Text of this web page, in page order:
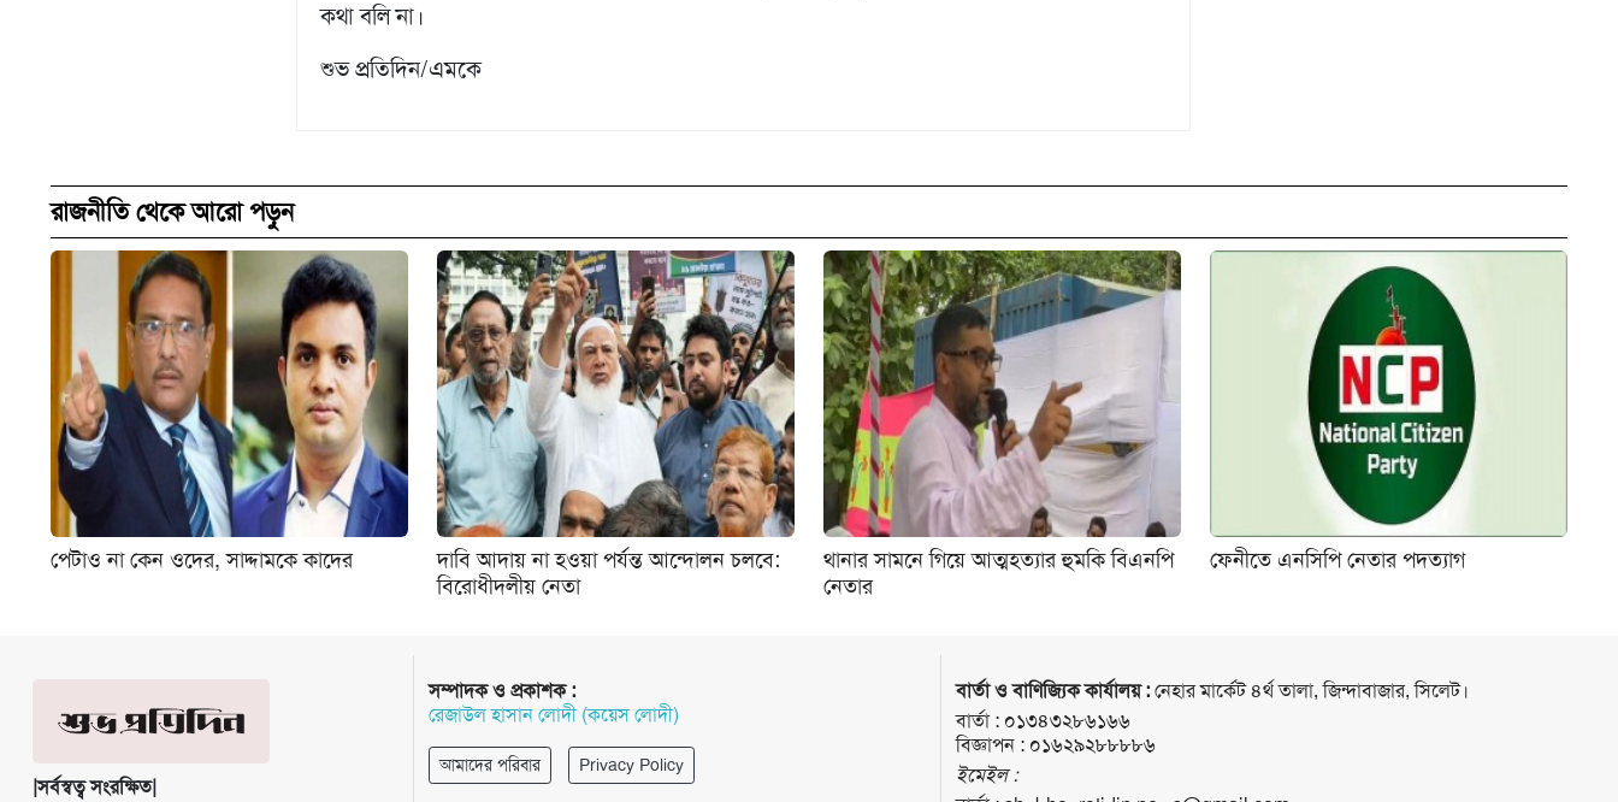
কথা বলি না।
শুভ প্রতিদিন/এমকে
রাজনীতি থেকে আরো পড়ুন
পেটাও না কেন ওদের, সাদ্দামকে কাদের
দাবি আদায় না হওয়া পর্যন্ত আন্দোলন চলবে:
বিরোধীদলীয় নেতা
থানার সামনে গিয়ে আত্মহত্যার হুমকি বিএনপি
নেতার
ফেনীতে এনসিপি নেতার পদত্যাগ
|সর্বস্বত্ব সংরক্ষিত|
সম্পাদক ও প্রকাশক :
রেজাউল হাসান লোদী (কয়েস লোদী)
আমাদের পরিবার Privacy Policy
বার্তা ও বাণিজ্যিক কার্যালয় :নেহার মার্কেট ৪র্থ তালা, জিন্দাবাজার, সিলেট।
বার্তা : ০১৩৪৩২৮৬১৬৬
বিজ্ঞাপন : ০১৬২৯২৮৮৮৮৬
ইমেইল :